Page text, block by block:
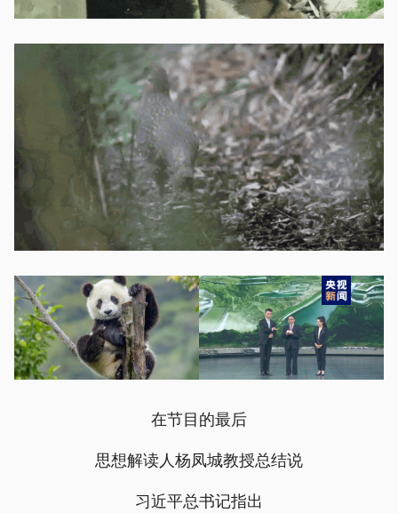
在节目的最后
思想解读人杨凤城教授总结说
习近平总书记指出